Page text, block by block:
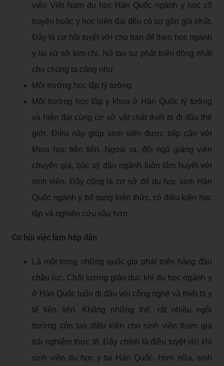
viên Việt Nam du học Hàn Quốc ngành y học cổ
truyền hoặc y học hiện đại đều có sự gần gũi nhất.
Đây là cơ hội tuyệt vời cho bạn để theo học ngành
y tại xứ sở kim chi. Nó tạo sự phát triển đồng nhất
cho chúng ta cũng như
Môi trường học tập lý tưởng
Môi trường học tập y khoa ở Hàn Quốc lý tưởng
và hiện đại cùng cơ sở vật chất thiết bị đi đầu thế
giới. Điều này giúp sinh viên được tiếp cận với
khoa học tiên tiến. Ngoài ra, đội ngũ giảng viên
chuyên gia, bác sỹ đầu ngành luôn tâm huyết với
sinh viên. Đây cũng là cơ sở để du học sinh Hàn
Quốc ngành y bổ sung kiến thức, có điều kiện học
tập và nghiên cứu sâu hơn.
Cơ hội việc làm hấp dẫn
Là một trong những quốc gia phát triển hàng đầu
châu lục. Chất lượng giáo dục khi du học ngành y
ở Hàn Quốc luôn đi đầu với công nghệ và thiết bị y
tế tiên tiến. Không những thế, rất nhiều ngôi
trường còn tạo điều kiện cho sinh viên tham gia
trải nghiệm thực tế. Đây chính là điều tuyệt vời khi
sinh viên du học y tại Hàn Quốc. Hơn nữa, sinh